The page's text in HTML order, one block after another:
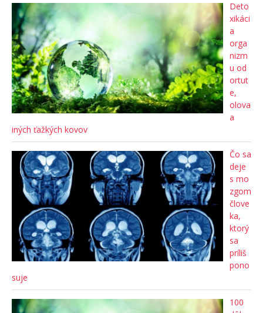
Deto
xikáci
a
orga
nizm
u od
ortut
e,
olova
a
iných ťažkých kovov
Čo sa
deje
s mo
zgom
člove
ka,
ktorý
sa
príliš
pono
suje
100